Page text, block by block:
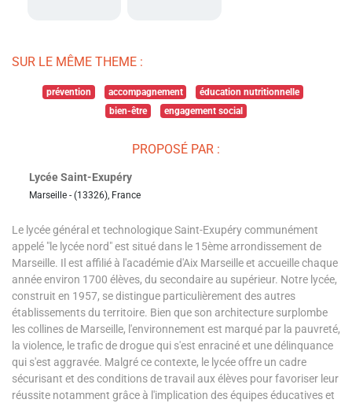
SUR LE MÊME THEME :
prévention accompagnement
éducation nutritionnelle
bien-être
engagement social
PROPOSÉ PAR :
Lycée Saint-Exupéry
Marseille - (13326), France
Le lycée général et technologique Saint-Exupéry communément
appelé "le lycée nord" est situé dans le 15ème arrondissement de
Marseille. Il est affilié à l'académie d'Aix Marseille et accueille chaque
année environ 1700 élèves, du secondaire au supérieur. Notre lycée,
construit en 1957, se distingue particulièrement des autres
établissements du territoire. Bien que son architecture surplombe
les collines de Marseille, l'environnement est marqué par la pauvreté,
la violence, le trafic de drogue qui s'est enraciné et une délinquance
qui s'est aggravée. Malgré ce contexte, le lycée offre un cadre
sécurisant et des conditions de travail aux élèves pour favoriser leur
réussite notamment grâce à l'implication des équipes éducatives et